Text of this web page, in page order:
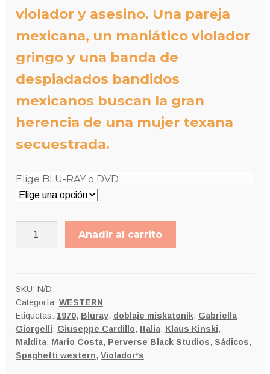
9,00€
hasta
violador y asesino. Una pareja
mexicana, un maniático violador
gringo y una banda de
despiadados bandidos
mexicanos buscan la gran
herencia de una mujer texana
secuestrada.
Elige BLU-RAY o DVD
Añadir al carrito
SKU: N/D
Categoría: WESTERN
Etiquetas: 1970, Bluray, doblaje miskatonik, Gabriella
Giorgelli, Giuseppe Cardillo, Italia, Klaus Kinski,
Maldita, Mario Costa, Perverse Black Studios, Sádicos,
Spaghetti western, Violador*s